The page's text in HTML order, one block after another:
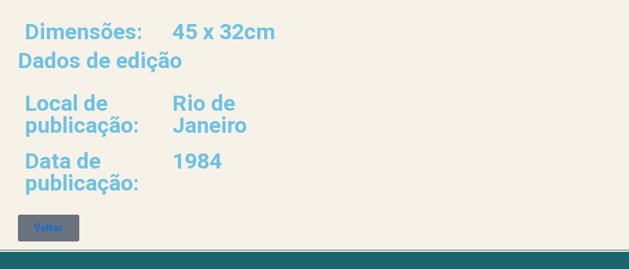
Dimensões:
45 x 32cm
Dados de edição
Local de
publicação:
Rio de
Janeiro
Data de
publicação:
1984
Voltar